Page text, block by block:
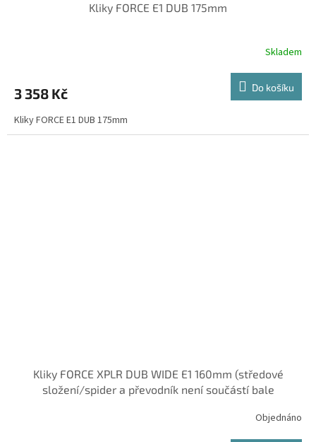
Kliky FORCE E1 DUB 175mm
Skladem
3 358 Kč Do košíku
Kliky FORCE E1 DUB 175mm
Kliky FORCE XPLR DUB WIDE E1 160mm (středové
složení/spider a převodník není součástí bale
Objednáno